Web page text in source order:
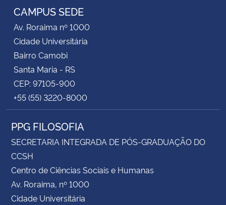
CAMPUS SEDE
Av. Roraima nº 1000
Cidade Universitária
Bairro Camobi
Santa Maria - RS
CEP: 97105-900
+55 (55) 3220-8000
PPG FILOSOFIA
SECRETARIA INTEGRADA DE PÓS-GRADUAÇÃO DO
CCSH
Centro de Ciências Sociais e Humanas
Av. Roraima, nº 1000
Cidade Universitária